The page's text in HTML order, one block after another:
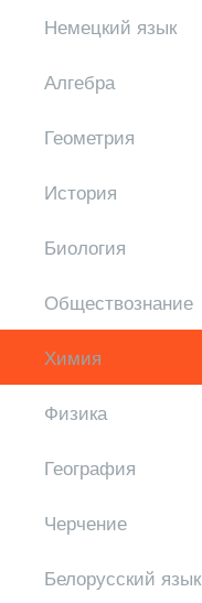
Немецкий язык
Алгебра
Геометрия
История
Биология
Обществознание
Химия
Физика
География
Черчение
Белорусский язык